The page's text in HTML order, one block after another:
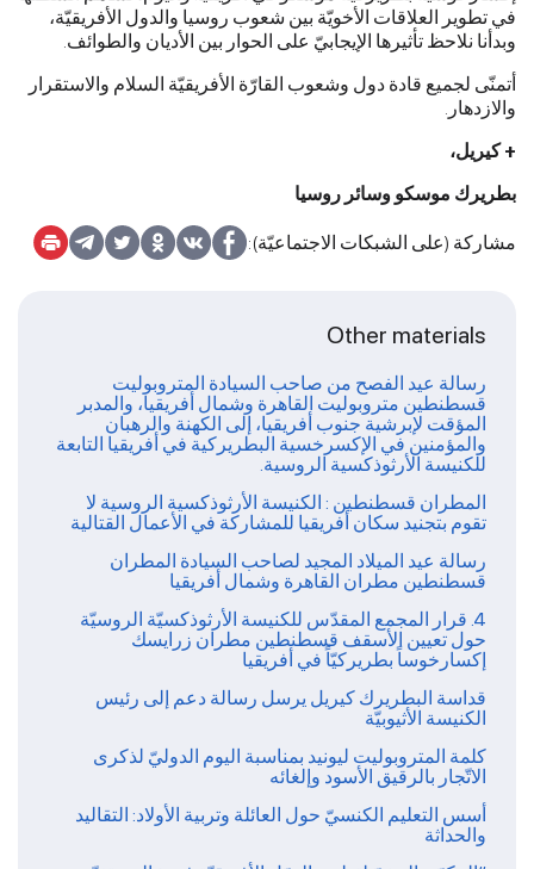
في تطوير العلاقات الأخويّة بين شعوب روسيا والدول الأفريقيّة،
وبدأنا نلاحظ تأثيرها الإيجابيّ على الحوار بين الأديان والطوائف.
أتمنّى لجميع قادة دول وشعوب القارّة الأفريقيّة السلام والاستقرار
والازدهار.
+ كيريل،
بطريرك موسكو وسائر روسيا
مشاركة (على الشبكات الاجتماعيّة):
Other materials
رسالة عيد الفصح من صاحب السيادة المتروبوليت
قسطنطين متروبوليت القاهرة وشمال أفريقيا، والمدبر
المؤقت لإبرشية جنوب أفريقيا، إلى الكهنة والرهبان
والمؤمنين في الإكسرخسية البطريركية في أفريقيا التابعة
للكنيسة الأرثوذكسية الروسية.
المطران قسطنطين : الكنيسة الأرثوذكسية الروسية لا
تقوم بتجنيد سكان أفريقيا للمشاركة في الأعمال القتالية
رسالة عيد الميلاد المجيد لصاحب السيادة المطران
قسطنطين مطران القاهرة وشمال أفريقيا
4. قرار المجمع المقدّس للكنيسة الأرثوذكسيّة الروسيّة
حول تعيين الأسقف قسطنطين مطران زرايسك
إكسارخوساً بطريركيّاً في أفريقيا
قداسة البطريرك كيريل يرسل رسالة دعم إلى رئيس
الكنيسة الأثيوبيّة
كلمة المتروبوليت ليونيد بمناسبة اليوم الدوليّ لذكرى
الاتّجار بالرقيق الأسود وإلغائه
أسس التعليم الكنسيّ حول العائلة وتربية الأولاد: التقاليد
والحداثة